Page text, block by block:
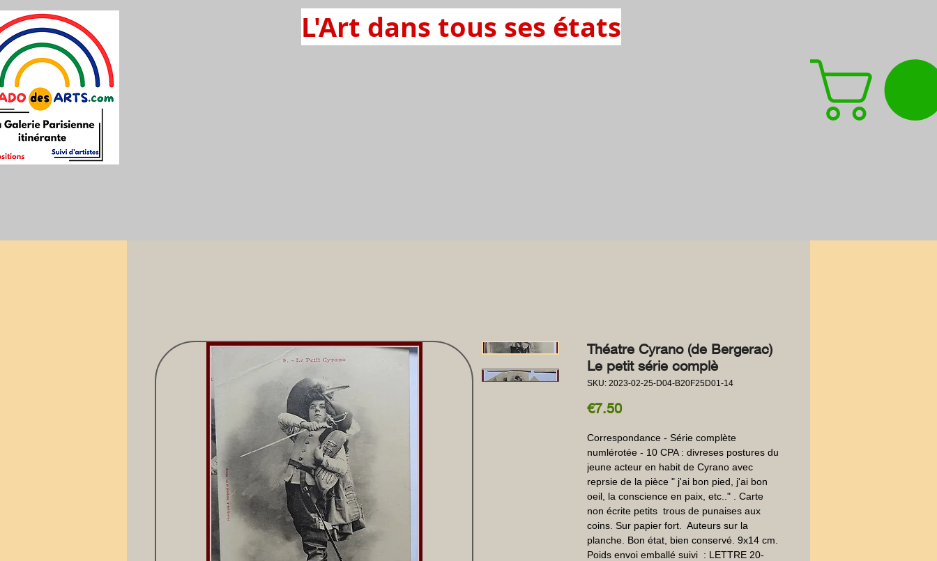
L'Art dans tous ses états
Théatre Cyrano (de Bergerac)
Le petit série complè
SKU: 2023-02-25-D04-B20F25D01-14
€7.50Price
Correspondance - Série complète
numlérotée - 10 CPA : divreses postures du
jeune acteur en habit de Cyrano avec
reprsie de la pièce " j'ai bon pied, j'ai bon
oeil, la conscience en paix, etc.." . Carte
non écrite petits  trous de punaises aux
coins. Sur papier fort.  Auteurs sur la
planche. Bon état, bien conservé. 9x14 cm.
Poids envoi emballé suivi  : LETTRE 20-